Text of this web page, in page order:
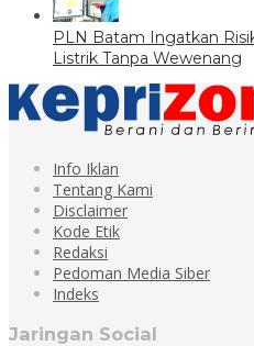
PLN Batam Ingatkan
Listrik Tanpa Wewenang
Info Iklan
Tentang Kami
Disclaimer
Kode Etik
Redaksi
Pedoman Media Siber
Indeks
Jaringan Social